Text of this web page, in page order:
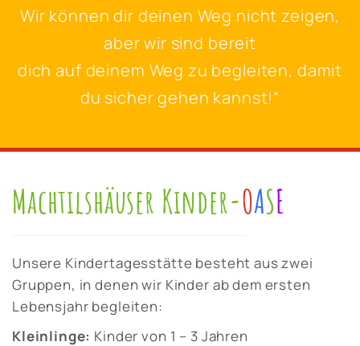
Wir können dir deinen Weg nicht zeigen,
aber wir sind bereit
dich auf deinem Weg zu begleiten, damit
du sicher gehen kannst!“
Machtilshäuser Kinder-OASE
Unsere Kindertagesstätte besteht aus zwei
Gruppen, in denen wir Kinder ab dem ersten
Lebensjahr begleiten:
Kleinlinge: Kinder von 1 – 3 Jahren